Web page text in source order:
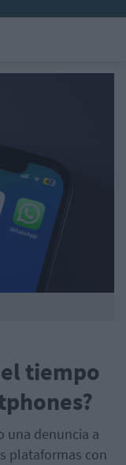
tiempo
una denuncia a
plataformas con